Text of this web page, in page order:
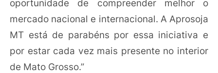
oportunidade de compreender melhor o
mercado nacional e internacional. A Aprosoja
MT está de parabéns por essa iniciativa e
por estar cada vez mais presente no interior
de Mato Grosso.”